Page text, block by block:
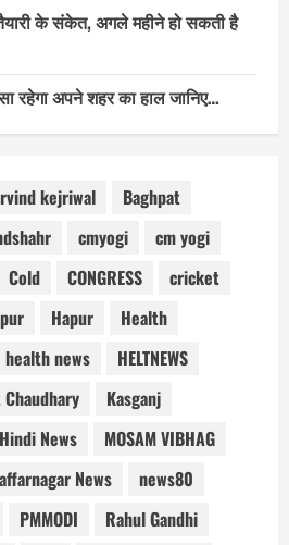
तैयारी के संकेत, अगले महीने हो सकती है
रहेगा अपने शहर का हाल जानिए…
kejriwal
Baghpat
cmyogi
cm yogi
Cold CONGRESS
cricket
Hapur
Health
health news
HELTNEWS
Kasganj
News
MOSAM VIBHAG
News
news80
PMMODI
Rahul Gandhi